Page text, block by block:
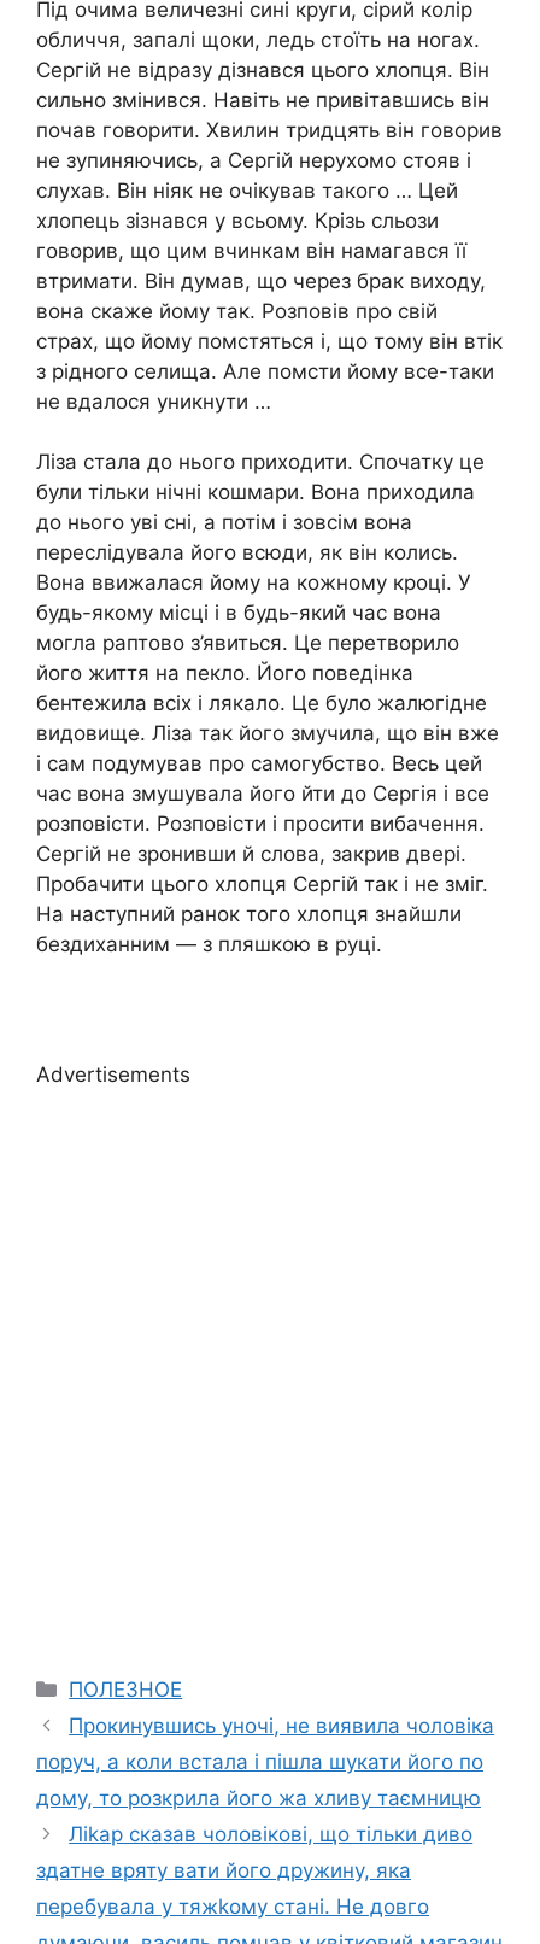
Під очима величезні сині круги, сірий колір
обличчя, запалі щоки, ледь стоїть на ногах.
Сергій не відразу дізнався цього хлопця. Він
сильно змінився. Навіть не привітавшись він
почав говорити. Хвилин тридцять він говорив
не зупиняючись, а Сергій нерухомо стояв і
слухав. Він ніяк не очікував такого … Цей
хлопець зізнався у всьому. Крізь сльози
говорив, що цим вчинкам він намагався її
втримати. Він думав, що через брак виходу,
вона скаже йому так. Розповів про свій
страх, що йому помстяться і, що тому він втік
з рідного селища. Але помсти йому все-таки
не вдалося уникнути …
Ліза стала до нього приходити. Спочатку це
були тільки нічні кошмари. Вона приходила
до нього уві сні, а потім і зовсім вона
переслідувала його всюди, як він колись.
Вона ввижалася йому на кожному кроці. У
будь-якому місці і в будь-який час вона
могла раптово з’явиться. Це перетворило
його життя на пекло. Його поведінка
бентежила всіх і лякало. Це було жалюгідне
видовище. Ліза так його змучила, що він вже
і сам подумував про самогубство. Весь цей
час вона змушувала його йти до Сергія і все
розповісти. Розповісти і просити вибачення.
Сергій не зронивши й слова, закрив двері.
Пробачити цього хлопця Сергій так і не зміг.
На наступний ранок того хлопця знайшли
бездиханним — з пляшкою в руці.
Advertisements
Categories
ПОЛЕЗНОЕ
Прокинувшись уночі, не виявила чоловіка
поруч, а коли встала і пішла шукати його по
дому, то розкрила його жа хливу таємницю
Ліkар сказав чоловікові, що тільки диво
здатне вряту вати його дружину, яка
перебувала у тяжkому стані. Не довго